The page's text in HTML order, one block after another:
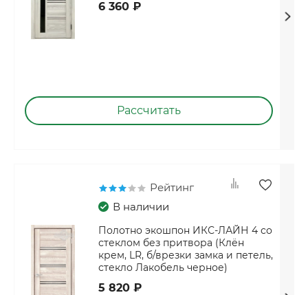
6 360 ₽
Рассчитать
Рейтинг
В наличии
Полотно экошпон ИКС-ЛАЙН 4 со
стеклом без притвора (Клён
крем, LR, б/врезки замка и петель,
стекло Лакобель черное)
5 820 ₽